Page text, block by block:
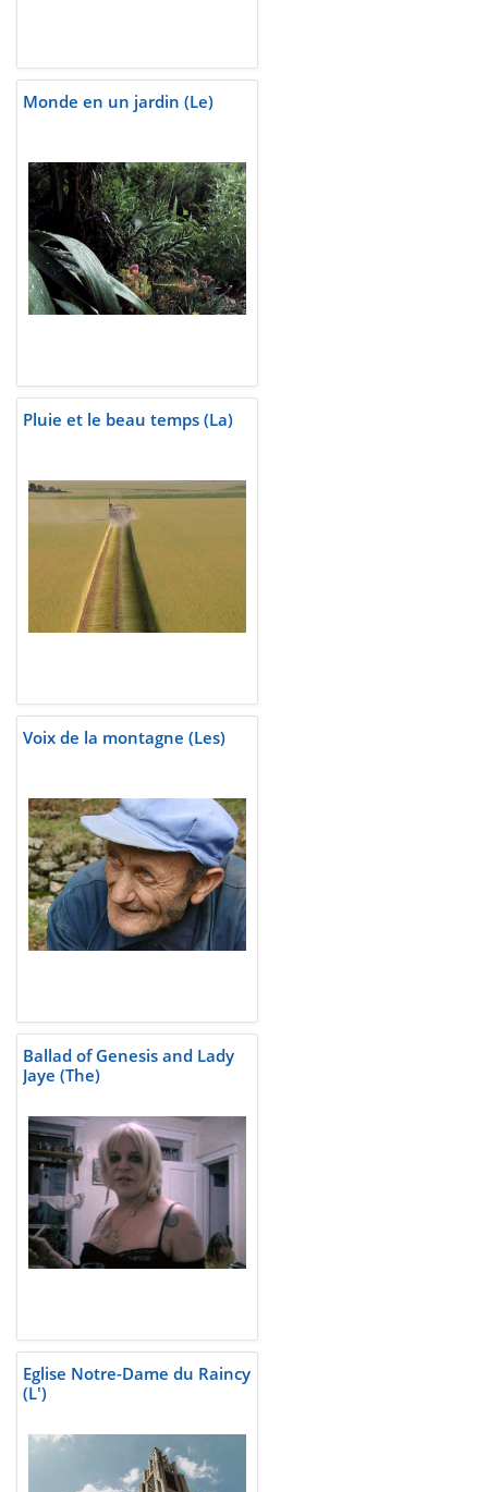
Monde en un jardin (Le)
Pluie et le beau temps (La)
Voix de la montagne (Les)
Ballad of Genesis and Lady
Jaye (The)
Eglise Notre-Dame du Raincy
(L')